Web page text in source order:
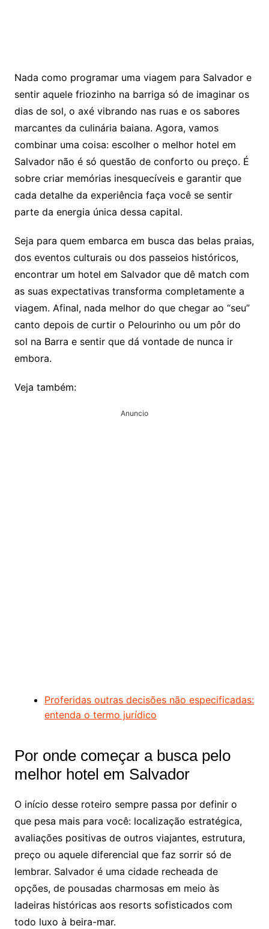
Nada como programar uma viagem para Salvador e
sentir aquele friozinho na barriga só de imaginar os
dias de sol, o axé vibrando nas ruas e os sabores
marcantes da culinária baiana. Agora, vamos
combinar uma coisa: escolher o melhor hotel em
Salvador não é só questão de conforto ou preço. É
sobre criar memórias inesquecíveis e garantir que
cada detalhe da experiência faça você se sentir
parte da energia única dessa capital.
Seja para quem embarca em busca das belas praias,
dos eventos culturais ou dos passeios históricos,
encontrar um hotel em Salvador que dê match com
as suas expectativas transforma completamente a
viagem. Afinal, nada melhor do que chegar ao “seu”
canto depois de curtir o Pelourinho ou um pôr do
sol na Barra e sentir que dá vontade de nunca ir
embora.
Veja também:
Anuncio
Proferidas outras decisões não especificadas:
entenda o termo jurídico
Por onde começar a busca pelo
melhor hotel em Salvador
O início desse roteiro sempre passa por definir o
que pesa mais para você: localização estratégica,
avaliações positivas de outros viajantes, estrutura,
preço ou aquele diferencial que faz sorrir só de
lembrar. Salvador é uma cidade recheada de
opções, de pousadas charmosas em meio às
ladeiras históricas aos resorts sofisticados com
todo luxo à beira-mar.